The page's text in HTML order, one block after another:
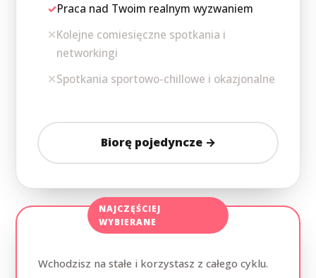
✓Praca nad Twoim realnym wyzwaniem
✕Kolejne comiesięczne spotkania i
networkingi
✕Spotkania sportowo-chillowe i okazjonalne
Biorę pojedyncze →
NAJCZĘŚCIEJ
WYBIERANE
Członkostwo (subskrypcja)
Wchodzisz na stałe i korzystasz z całego cyklu.